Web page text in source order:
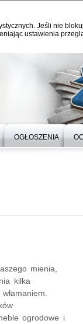
Jeśli nie
ustawienia
OGŁOSZENIA
mienia,
kilka
ogrodowe i